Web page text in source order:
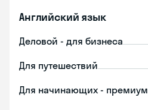
Английский язык
Деловой - для бизнеса
Для путешествий
Для начинающих - премиум